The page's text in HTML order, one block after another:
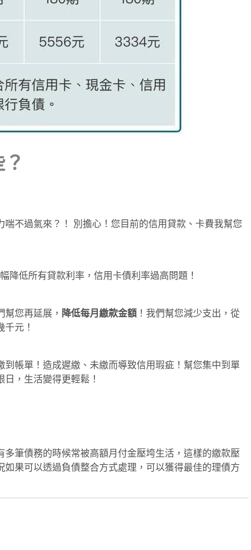
不過氣來？！ 別擔心！您目前的信用貸款、卡費我幫您
降低所有貸款利率，信用卡債利率過高問題！
您再延展， 降低每月繳款金額 ！我們幫您減少支出，從
元！
帳單！造成遲繳、未繳而導致信用瑕疵！幫您集中到單
，生活變得更輕鬆！
筆債務的時候常被高額月付金壓垮生活，這樣的繳款壓
果可以透過負債整合方式處理，可以獲得最佳的理債方